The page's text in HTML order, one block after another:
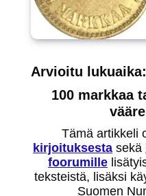
Arvioitu lukuaika:
100 markkaa
Tämä artikkeli
kirjoituksestasekä
foorumille
teksteistä, lisäksi
Suomen